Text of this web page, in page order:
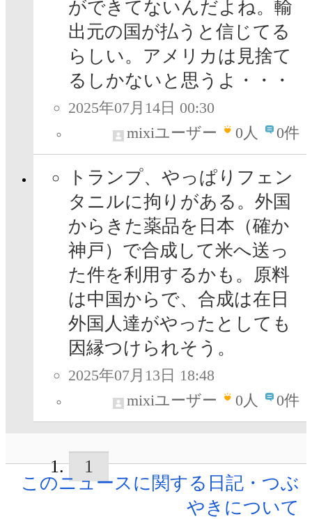
ができてないんだよね。輸
出元の国が払うと信じてる
らしい。アメリカは見捨て
るしかないと思うよ・・・
2025年07月14日 00:30
mixiユーザー
0人 0件
トランプ、やっぱりフェン
タニルに拘りがある。外国
からきた薬品を日本（確か
神戸）で合成して米へ送っ
た件を利用するかも。原料
は中国からで、合成は在日
外国人達がやったとしても
因縁つけられそう。
2025年07月13日 18:48
mixiユーザー
0人 0件
1
このニュースに関する日記・つぶ
やきについて